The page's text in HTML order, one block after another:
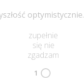
optymistycznie.
zupełnie
się nie
zgadzam
1